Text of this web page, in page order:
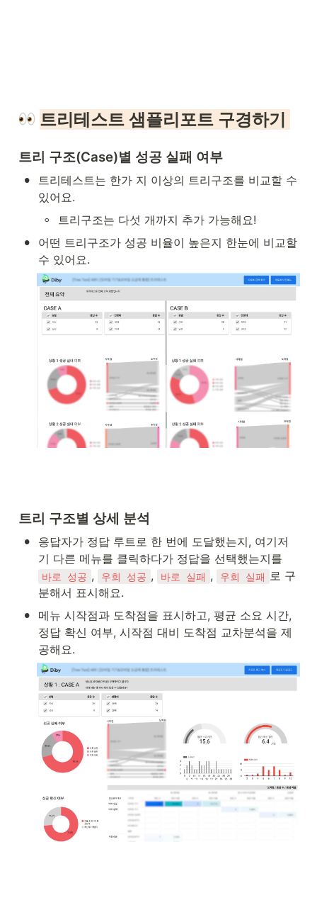
트리테스트 샘플리포트 구경하기
트리 구조(Case)별 성공 실패 여부
•
트리테스트는 한가 지 이상의 트리구조를 비교할 수
있어요.
◦ 트리구조는 다섯 개까지 추가 가능해요!
•
어떤 트리구조가 성공 비율이 높은지 한눈에 비교할
수 있어요.
트리 구조별 상세 분석
•
응답자가 정답 루트로 한 번에 도달했는지, 여기저
바로 성공 , 우회 성공 , 바로 실패 , 우회 실패 로 구
분해서 표시해요.
•
메뉴 시작점과 도착점을 표시하고, 평균 소요 시간,
정답 확신 여부, 시작점 대비 도착점 교차분석을 제
공해요.